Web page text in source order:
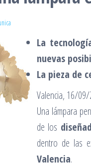
La
nuevas
La pieza de
Valencia, 16/09/
Una lámpara
de los
dentro de las
Valencia.